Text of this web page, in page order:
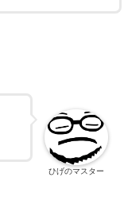
ひげのマスター